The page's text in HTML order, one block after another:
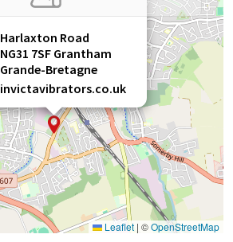
Harlaxton Road
NG31 7SF Grantham
Grande-Bretagne
invictavibrators.co.uk
Leaflet | ©OpenStreetMap